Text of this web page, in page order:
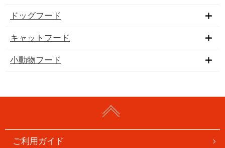
ドッグフード
キャットフード
小動物フード
ご利用ガイド